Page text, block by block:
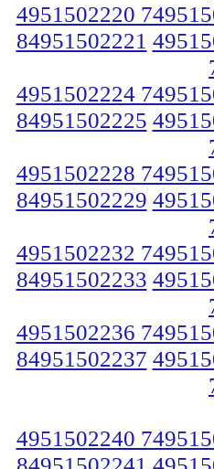
4951502220
84951502221
4951502224
84951502225
4951502228
84951502229
4951502232
84951502233
4951502236
84951502237
4951502240